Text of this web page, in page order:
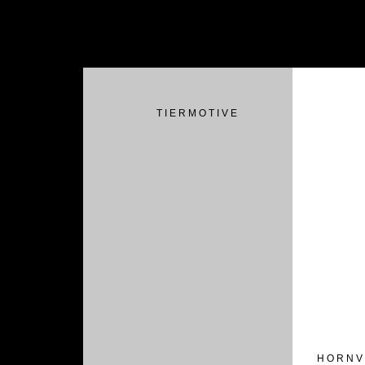
T I E R M O T I V E
H O R N